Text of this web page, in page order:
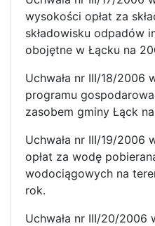
wysokości opłat za
składowisku odpadów
obojętne w Łącku na
Uchwała nr III/18/2006
programu
zasobem gminy Łąck
Uchwała nr III/19/2006
opłat za wodę
wodociągowych na
rok.
Uchwała nr III/20/2006